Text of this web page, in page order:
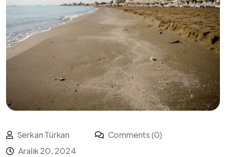
Serkan Türkan
Comments (0)
Aralık 20, 2024